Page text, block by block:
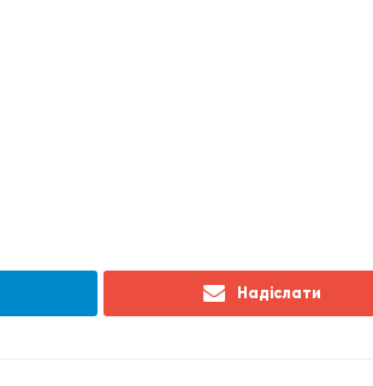
Надіслати